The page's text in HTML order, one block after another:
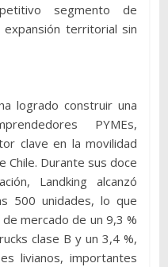
segmento de
expansión territorial sin
logrado construir una
PYMEs,
clave en la movilidad
Chile. Durante sus doce
Landking alcanzó
500 unidades, lo que
mercado de un 9,3 %
clase B y un 3,4 %,
livianos, importantes